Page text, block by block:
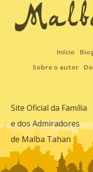
Início
Sobre o autor
Site Oficial da Família
e dos Admiradores
de Malba Tahan